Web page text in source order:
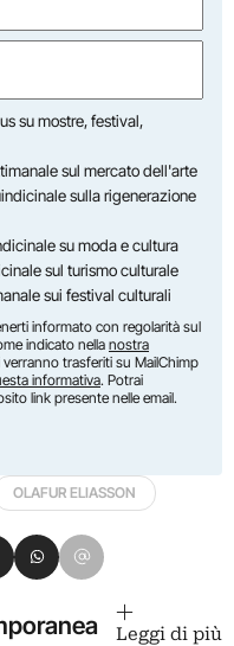
su mostre, festival,
sul mercato dell'arte
sulla rigenerazione
su moda e cultura
sul turismo culturale
sui festival culturali
informato con regolarità sul
indicato nella nostra
trasferiti su MailChimp
informativa. Potrai
link presente nelle email.
OLAFUR ELIASSON
su LinkedIn
su Pinterest
Condividi su WhatsApp
Condividi su Email
Leggi di più